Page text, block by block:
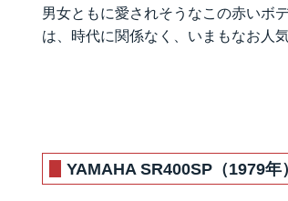
男女ともに愛されそうなこの赤いボ
は、時代に関係なく、いまもなお人
YAMAHA SR400SP（1979年